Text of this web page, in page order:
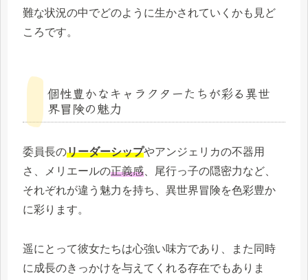
難な状況の中でどのように生かされていくかも見ど
ころです。
個性豊かなキャラクターたちが彩る異世
界冒険の魅力
委員長のリーダーシップやアンジェリカの不器用
さ、メリエールの正義感 、尾行っ子の隠密力など、
それぞれが違う魅力を持ち、異世界冒険を色彩豊か
に彩ります。
遥にとって彼女たちは心強い味方であり、また同時
に成長のきっかけを与えてくれる存在でもありま